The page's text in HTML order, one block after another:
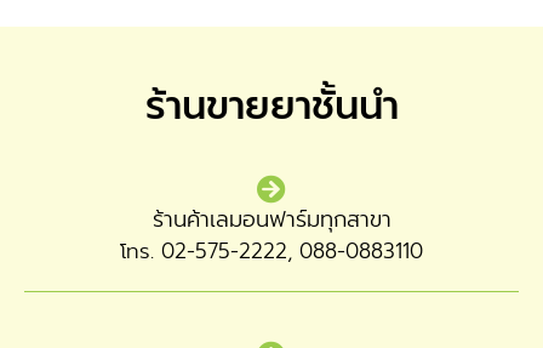
ร้านขายยาชั้นนำ
ร้านค้าเลมอนฟาร์มทุกสาขา
โทร. 02-575-2222, 088-0883110